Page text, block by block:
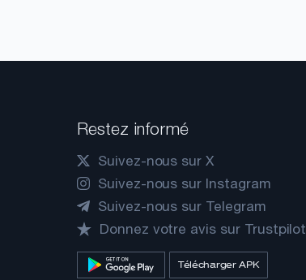
Restez informé
Suivez-nous sur X
Suivez-nous sur Instagram
Suivez-nous sur Telegram
Donnez votre avis sur Trustpilot
Télécharger APK